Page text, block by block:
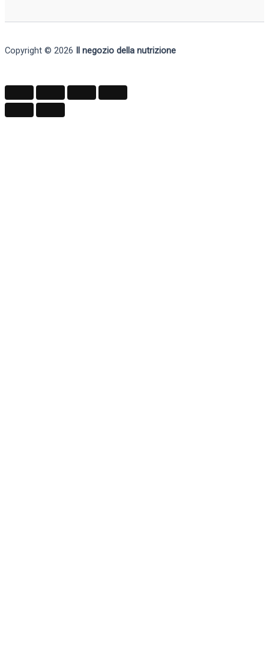
Copyright © 2026 Il negozio della nutrizione